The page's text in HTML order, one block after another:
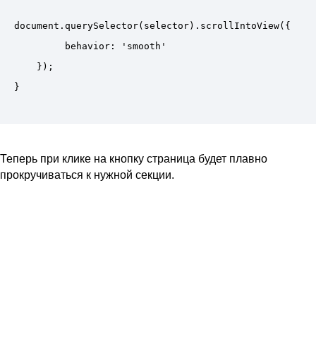
document.querySelector(selector).scrollIntoView({
Теперь при клике на кнопку страница будет плавно
прокручиваться к нужной секции.